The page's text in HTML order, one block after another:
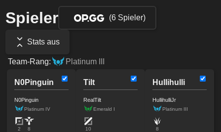
Spieler (6 Spieler)
Stats aus
Team-Rang: Platinum III
N0Pinguin
N0Pinguin
Platinum IV
2 8
Tilt
RealTilt
Emerald I
10
Hullihulli
HullihulliJr
Platinum III
8